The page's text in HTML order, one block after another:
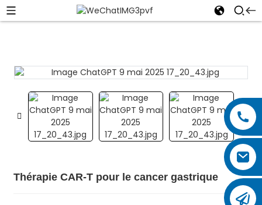
Thérapie CAR-T pour le cancer gastrique